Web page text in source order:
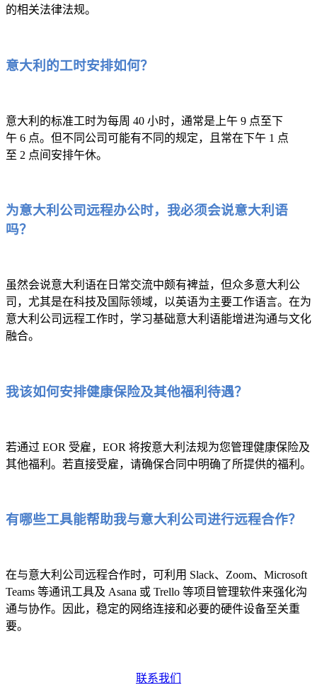
的相关法律法规。
意大利的工时安排如何？
意大利的标准工时为每周 40 小时，通常是上午 9 点至下
午 6 点。但不同公司可能有不同的规定，且常在下午 1 点
至 2 点间安排午休。
为意大利公司远程办公时，我必须会说意大利语
吗？
虽然会说意大利语在日常交流中颇有裨益，但众多意大利公
司，尤其是在科技及国际领域，以英语为主要工作语言。在为
意大利公司远程工作时，学习基础意大利语能增进沟通与文化
融合。
我该如何安排健康保险及其他福利待遇？
若通过 EOR 受雇，EOR 将按意大利法规为您管理健康保险及
其他福利。若直接受雇，请确保合同中明确了所提供的福利。
有哪些工具能帮助我与意大利公司进行远程合作？
在与意大利公司远程合作时，可利用 Slack、Zoom、Microsoft
Teams 等通讯工具及 Asana 或 Trello 等项目管理软件来强化沟
通与协作。因此，稳定的网络连接和必要的硬件设备至关重
要。
联系我们